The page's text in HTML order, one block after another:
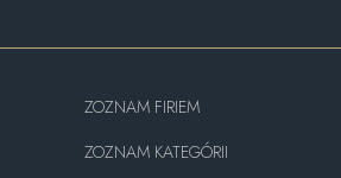
ZOZNAM FIRIEM
ZOZNAM KATEGÓRII